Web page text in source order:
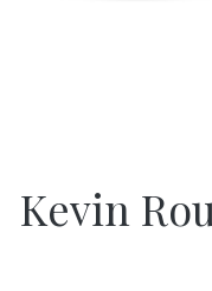
Kevin